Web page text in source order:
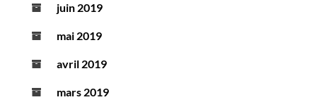
juin 2019
mai 2019
avril 2019
mars 2019